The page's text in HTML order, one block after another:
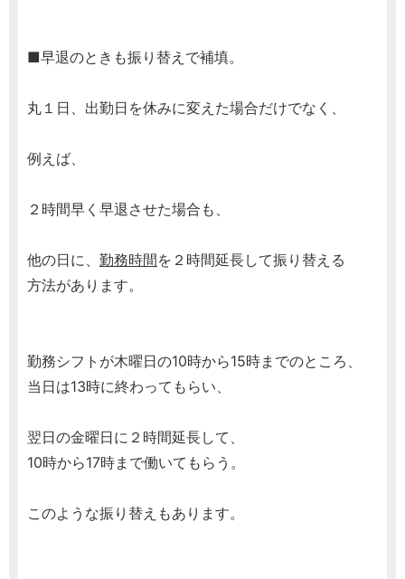
■早退のときも振り替えで補填。
丸１日、出勤日を休みに変えた場合だけでなく、
例えば、
２時間早く早退させた場合も、
他の日に、 勤務時間を２時間延長して振り替える
方法があります。
勤務シフトが木曜日の10時から15時までのところ、
当日は13時に終わってもらい、
翌日の金曜日に２時間延長して、
10時から17時まで働いてもらう。
このような振り替えもあります。